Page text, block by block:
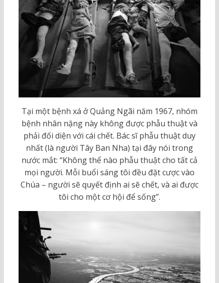
Tại một bệnh xá ở Quảng Ngãi năm 1967, nhóm
bệnh nhân nặng này không được phẫu thuật và
phải đối diện với cái chết. Bác sĩ phẫu thuật duy
nhất (là người Tây Ban Nha) tại đây nói trong
nước mắt: “Không thể nào phẫu thuật cho tất cả
mọi người. Mỗi buổi sáng tôi đều đặt cược vào
Chúa – người sẽ quyết định ai sẽ chết, và ai được
tôi cho một cơ hội để sống”.